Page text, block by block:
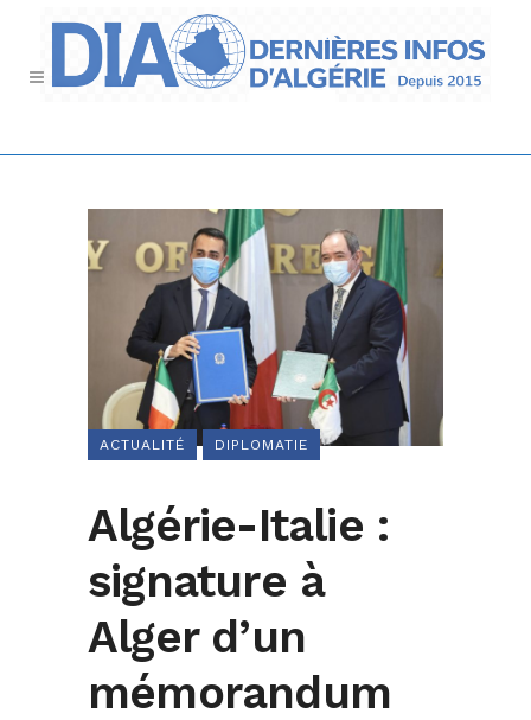
ACTUALITÉ DIPLOMATIE
Algérie-Italie :
signature à
Alger d’un
mémorandum